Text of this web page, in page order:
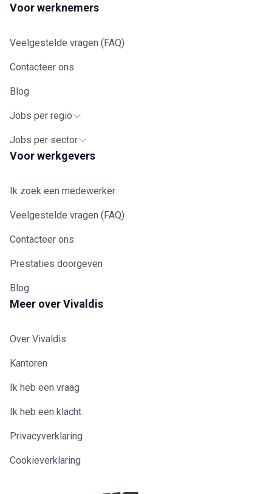
Voor werknemers
Veelgestelde vragen (FAQ)
Contacteer ons
Blog
Jobs per regio
Jobs per sector
Voor werkgevers
Ik zoek een medewerker
Veelgestelde vragen (FAQ)
Contacteer ons
Prestaties doorgeven
Blog
Meer over Vivaldis
Over Vivaldis
Kantoren
Ik heb een vraag
Ik heb een klacht
Privacyverklaring
Cookieverklaring